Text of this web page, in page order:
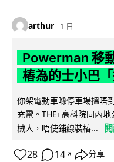
arthur 1 日
Powerman 移
樁為的士小巴「
你架電動車喺停車場搵唔
充電。THEi 高科院同內
械人，唔使鋪線裝樁...
28 14 ↗ 分享